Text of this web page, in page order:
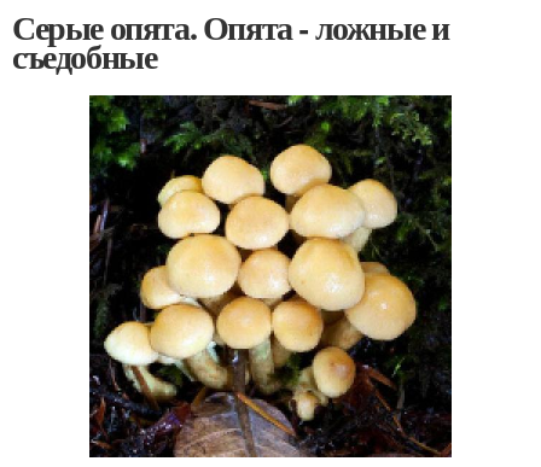
Серые опята. Опята - ложные и
съедобные